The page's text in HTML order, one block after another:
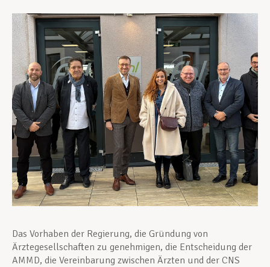
Berufliche Weiterentwicklung
Mitglied werden
Aktuell
Das Vorhaben der Regierung, die Gründung von
Ärztegesellschaften zu genehmigen, die Entscheidung der
AMMD, die Vereinbarung zwischen Ärzten und der CNS